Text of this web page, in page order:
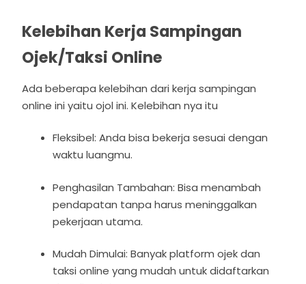
Kelebihan Kerja Sampingan
Ojek/Taksi Online
Ada beberapa kelebihan dari kerja sampingan
online ini yaitu ojol ini. Kelebihan nya itu
Fleksibel: Anda bisa bekerja sesuai dengan
waktu luangmu.
Penghasilan Tambahan: Bisa menambah
pendapatan tanpa harus meninggalkan
pekerjaan utama.
Mudah Dimulai: Banyak platform ojek dan
taksi online yang mudah untuk didaftarkan